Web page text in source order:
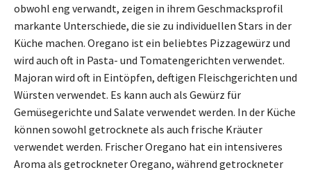
obwohl eng verwandt, zeigen in ihrem Geschmacksprofil
markante Unterschiede, die sie zu individuellen Stars in der
Küche machen. Oregano ist ein beliebtes Pizzagewürz und
wird auch oft in Pasta- und Tomatengerichten verwendet.
Majoran wird oft in Eintöpfen, deftigen Fleischgerichten und
Würsten verwendet. Es kann auch als Gewürz für
Gemüsegerichte und Salate verwendet werden. In der Küche
können sowohl getrocknete als auch frische Kräuter
verwendet werden. Frischer Oregano hat ein intensiveres
Aroma als getrockneter Oregano, während getrockneter